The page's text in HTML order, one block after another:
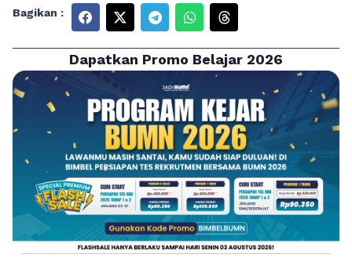
Bagikan :
Dapatkan Promo Belajar 2026